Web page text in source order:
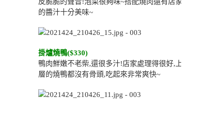
的醬汁十分美味~
掛爐燒鴨($330)
鴨肉鮮嫩不老柴,還很多汁!店家處理得很好,上
層的燒鴨都沒有骨頭,吃起來非常爽快~